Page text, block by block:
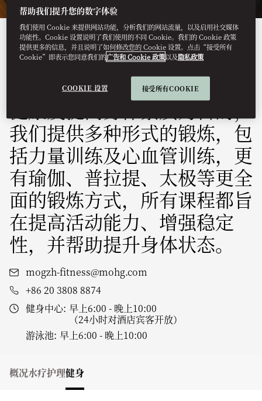
作为健身项目不可或缺的一部
分，我们的课程包括个性化评
估与训练。以增强体质、促进
健康及提高身体素质为目的，
我们提供多种形式的锻炼，包
括力量训练及心血管训练，更
有瑜伽、普拉提、太极等更全
面的锻炼方式，所有课程都旨
在提高活动能力、增强稳定
性，并帮助提升身体状态。
mogzh-fitness@mohg.com
+86 20 3808 8874
健身中心: 早上6:00 - 晚上10:00
（24小时对酒店宾客开放）
游泳池: 早上6:00 - 晚上10:00
概况水疗护理健身
帮助我们提升您的数字体验
我们使用 Cookie 来提供网站功能，分析我们的网站流量，以及启用社交媒体
功能性。Cookie 设置说明了我们使用的不同 Cookie。我们的 Cookie 政策
提供更多的信息，并且说明了如何修改您的 Cookie 设置。点击“接受所有
Cookie”即表示您同意我们的广告和 Cookie 政策以及隐私政策
COOKIE 设置 接受所有COOKIE